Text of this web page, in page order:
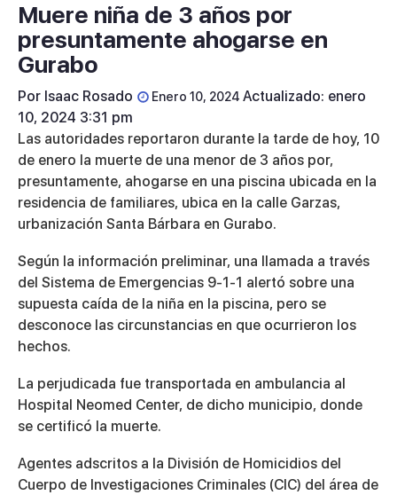
Muere niña de 3 años por
presuntamente ahogarse en
Gurabo
Por Isaac Rosado Enero 10, 2024 Actualizado: enero
10, 2024 3:31 pm
Las autoridades reportaron durante la tarde de hoy, 10
de enero la muerte de una menor de 3 años por,
presuntamente, ahogarse en una piscina ubicada en la
residencia de familiares, ubica en la calle Garzas,
urbanización Santa Bárbara en Gurabo.
Según la información preliminar, una llamada a través
del Sistema de Emergencias 9-1-1 alertó sobre una
supuesta caída de la niña en la piscina, pero se
desconoce las circunstancias en que ocurrieron los
hechos.
La perjudicada fue transportada en ambulancia al
Hospital Neomed Center, de dicho municipio, donde
se certificó la muerte.
Agentes adscritos a la División de Homicidios del
Cuerpo de Investigaciones Criminales (CIC) del área de